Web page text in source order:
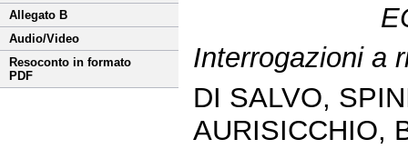
Allegato B
Audio/Video
Resoconto in formato
PDF
Interrogazioni a
DI SALVO,
AURISICCHIO,